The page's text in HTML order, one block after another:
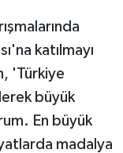
katılmayı
'Türkiye
büyük
En büyük
madalya